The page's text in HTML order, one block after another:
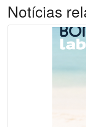
Notícias